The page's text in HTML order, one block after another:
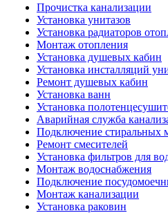
Прочистка канализации
Установка унитазов
Установка радиаторов
Монтаж отопления
Установка душевых кабин
Установка инсталляций
Ремонт душевых кабин
Установка ванн
Установка
Аварийная служба
Подключение стиральных
Ремонт смесителей
Установка фильтров для
Монтаж водоснабжения
Подключение
Монтаж канализации
Установка раковин